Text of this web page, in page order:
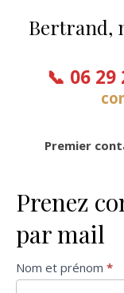
Bertrand,
📞 06 29
Premier
Prenez
par mail
Formulaire
de contact
Nom et prénom *